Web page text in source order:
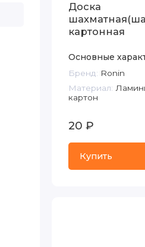
Доска
картонная
Основные
Бренд: Ronin
Материал:
картон
20 ₽
Купить